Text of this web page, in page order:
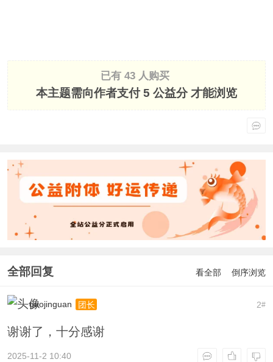
已有 43 人购买
本主题需向作者支付5 公益分才能浏览
全部回复 看全部 倒序浏览
2#
gaojinguan 团长
谢谢了，十分感谢
2025-11-2 10:40